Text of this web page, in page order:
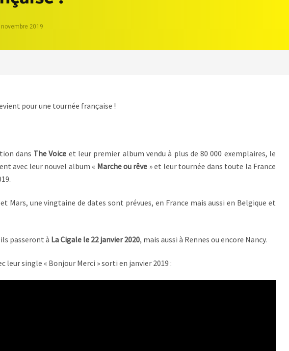
novembre 2019
pour une tournée française !
dans The Voice et leur premier album vendu à plus de 80 000 exemplaires, le
avec leur nouvel album « Marche ou rêve » et leur tournée dans toute la France
Mars, une vingtaine de dates sont prévues, en France mais aussi en Belgique et
passeront à La Cigale le 22 janvier 2020, mais aussi à Rennes ou encore Nancy.
leur single « Bonjour Merci » sorti en janvier 2019 :